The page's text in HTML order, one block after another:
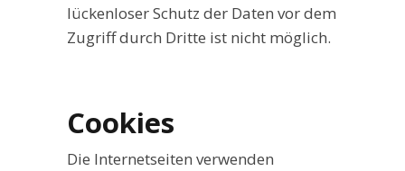
lückenloser Schutz der Daten vor dem
Zugriff durch Dritte ist nicht möglich.
Cookies
Die Internetseiten verwenden